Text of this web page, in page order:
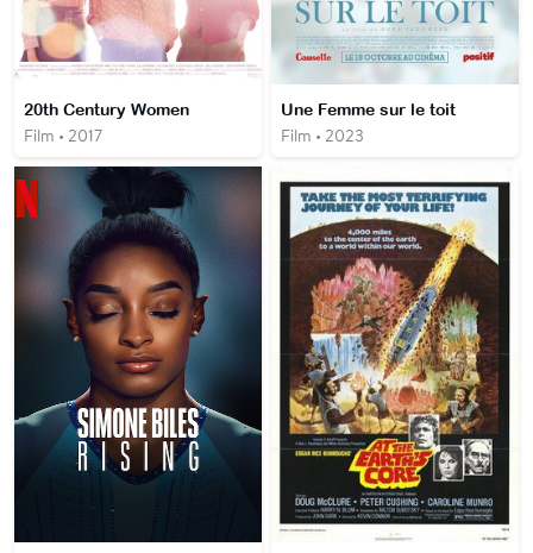
20th Century Women
Film • 2017
Une Femme sur le toit
Film • 2023